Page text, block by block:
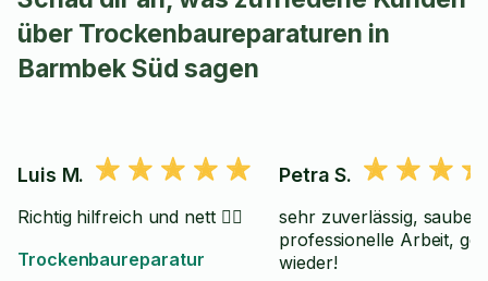
über Trockenbaureparaturen in
Barmbek Süd sagen
Luis M.
Richtig hilfreich und nett 👍🏻
Trockenbaureparatur
Petra S.
sehr zuverlässig,
professionelle Arbeit,
wieder!